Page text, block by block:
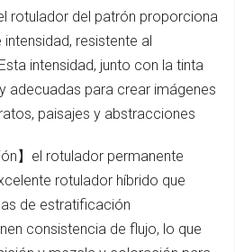
rotulador del patrón proporciona
resistente al
intensidad, junto con la tinta
adecuadas para crear imágenes
paisajes y abstracciones
】el rotulador permanente
rotulador híbrido que
de estratificación
consistencia de flujo, lo que